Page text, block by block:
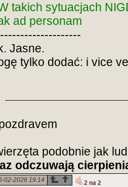
takich sytuacjach
ad personam
Jasne.
tylko dodać: i vice
podobnie jak
odczuwają
02-2026 19:14 2 na 2